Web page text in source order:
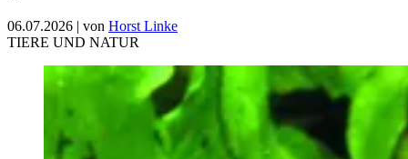
06.07.2026 | von Horst Linke
TIERE UND NATUR